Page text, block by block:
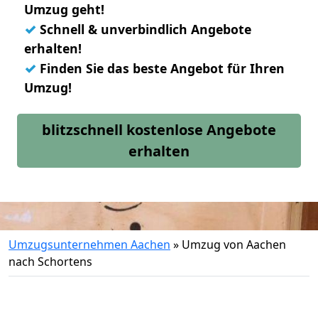
Umzug geht!
✓ Schnell & unverbindlich Angebote
erhalten!
✓ Finden Sie das beste Angebot für Ihren
Umzug!
blitzschnell kostenlose Angebote
erhalten
Umzugsunternehmen Aachen » Umzug von Aachen
nach Schortens